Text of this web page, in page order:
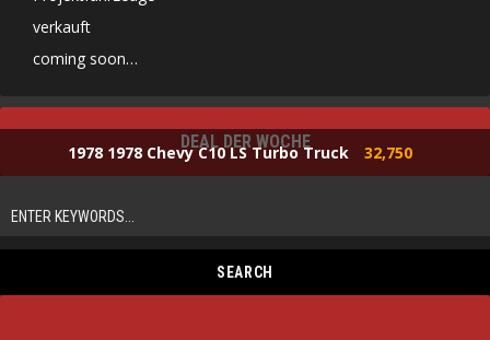
verkauft
coming soon…
DEAL DER WOCHE
1978 1978 Chevy C10 LS Turbo Truck 32,750